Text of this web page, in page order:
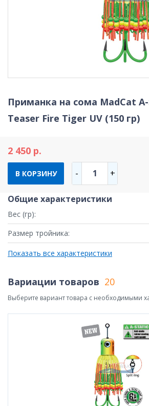
Приманка на сома MadCat
Teaser Fire Tiger UV (150 гр)
2 450 р.
В КОРЗИНУ - 1 +
Общие характеристики
Вес (гр):
Размер тройника:
Показать все характеристики
Вариации товаров 20
Выберите вариант товара с необходимыми